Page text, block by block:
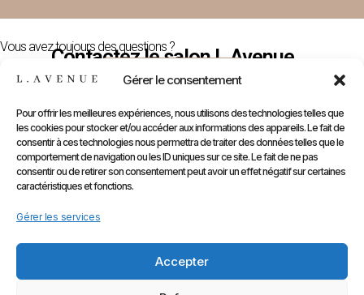
Gérer le consentement
Pour offrir les meilleures expériences, nous utilisons des technologies telles que
les cookies pour stocker et/ou accéder aux informations des appareils. Le fait de
consentir à ces technologies nous permettra de traiter des données telles que le
comportement de navigation ou les ID uniques sur ce site. Le fait de ne pas
consentir ou de retirer son consentement peut avoir un effet négatif sur certaines
caractéristiques et fonctions.
Gérer les services
Accepter
Vous avez toujours des questions ?
Contactez le salon L.Avenue
Nous Contacter
E-
Shop
Gammes
Marques
Compte
Infos
Prendre
RDV
CGV